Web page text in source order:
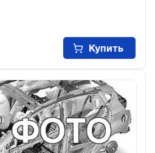
Купить